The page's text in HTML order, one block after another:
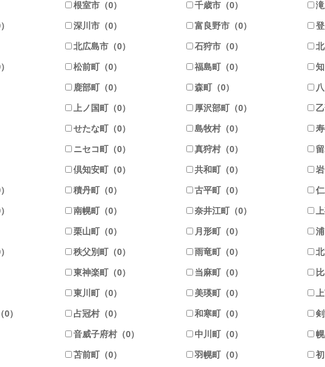
根室市（0） 千歳市（0）
深川市（0） 富良野市（0）
北広島市（0） 石狩市（0）
松前町（0） 福島町（0）
鹿部町（0） 森町（0）
上ノ国町（0） 厚沢部町（0）
せたな町（0） 島牧村（0）
ニセコ町（0） 真狩村（0）
倶知安町（0） 共和町（0）
積丹町（0） 古平町（0）
南幌町（0） 奈井江町（0）
栗山町（0） 月形町（0）
秩父別町（0） 雨竜町（0）
東神楽町（0） 当麻町（0）
東川町（0） 美瑛町（0）
） 占冠村（0） 和寒町（0）
音威子府村（0） 中川町（0）
苫前町（0） 羽幌町（0）